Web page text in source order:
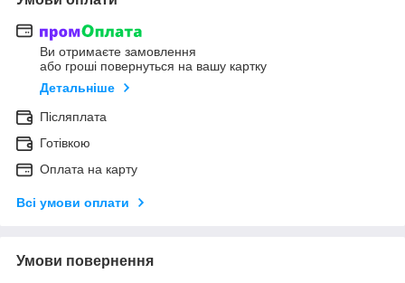
Ви отримаєте замовлення
або гроші повернуться на вашу картку
Детальніше
Післяплата
Готівкою
Оплата на карту
Всі умови оплати
Умови повернення